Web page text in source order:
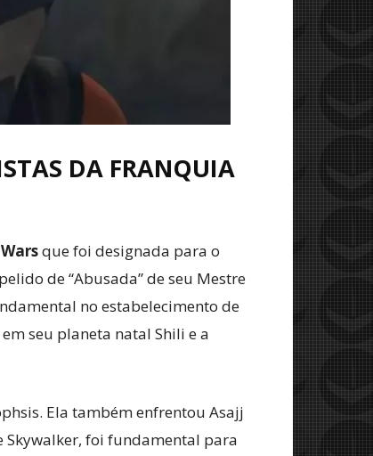
DA FRANQUIA
que foi designada para o
de “Abusada” de seu Mestre
no estabelecimento de
seu planeta natal Shili e a
Ela também enfrentou Asajj
Skywalker, foi fundamental para